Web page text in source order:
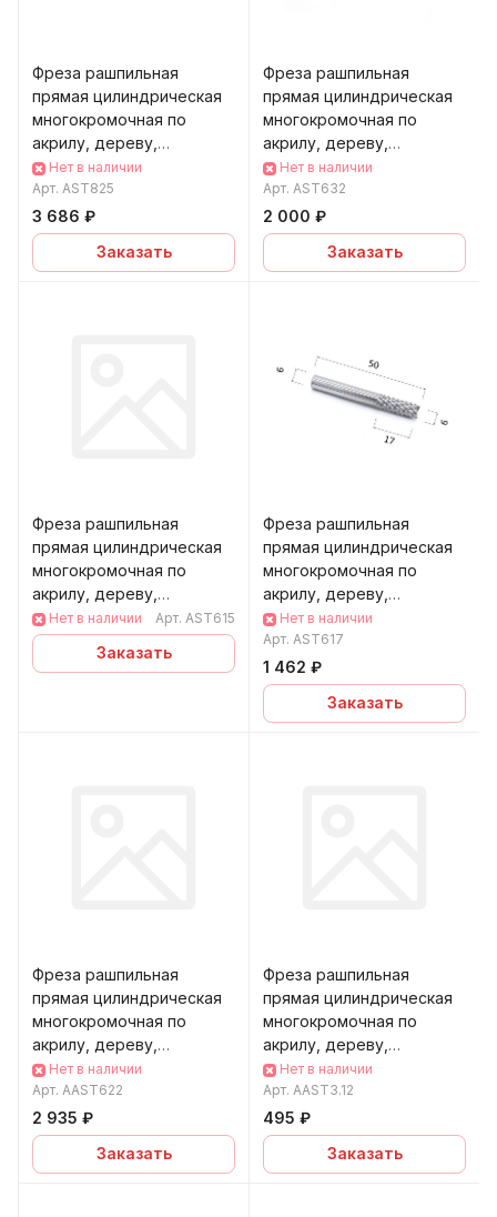
Фреза рашпильная
прямая цилиндрическая
многокромочная по
акрилу, дереву,
композиту (АКП) DJTOL
AST82
Нет в наличии
Арт. AST825
3 686 ₽
Заказать
Фреза рашпильная
прямая цилиндрическая
многокромочная по
акрилу, дереву,
композиту (АКП) DJTOL
AST63
Нет в наличии
Арт. AST632
2 000 ₽
Заказать
Фреза рашпильная
прямая цилиндрическая
многокромочная по
акрилу, дереву,
композиту (АКП) DJTOL
AST61
Нет в наличии Арт. AST615
Заказать
Фреза рашпильная
прямая цилиндрическая
многокромочная по
акрилу, дереву,
композиту (АКП) DJTOL
AST61
Нет в наличии
Арт. AST617
1 462 ₽
Заказать
Фреза рашпильная
прямая цилиндрическая
многокромочная по
акрилу, дереву,
композиту (АКП) DJTOL
AAST6
Нет в наличии
Арт. AAST622
2 935 ₽
Заказать
Фреза рашпильная
прямая цилиндрическая
многокромочная по
акрилу, дереву,
композиту (АКП) DJTOL
AAST3
Нет в наличии
Арт. AAST3.12
495 ₽
Заказать